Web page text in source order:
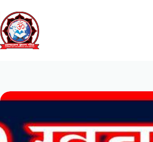
content